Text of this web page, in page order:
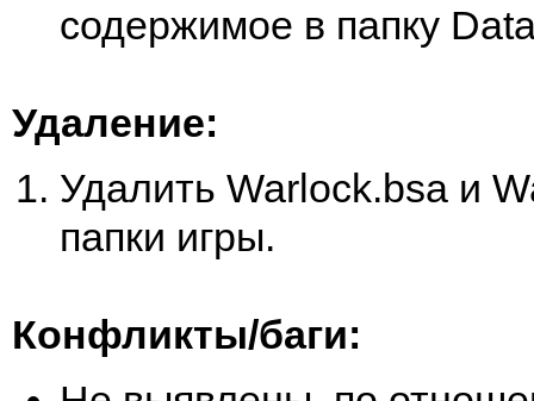
содержимое в папку
Удаление:
Удалить Warlock.bsa и
папки игры.
Конфликты/баги: